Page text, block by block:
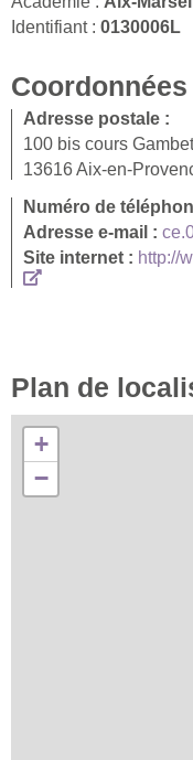
Identifiant : 0130006L
Adresse postale :
100 bis cours
13616 Aix-en-
Numéro de
Adresse e-mail :
Site internet : http://
Plan de
+
−